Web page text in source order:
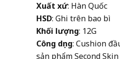
Xuất xứ: Hàn Quốc
HSD: Ghi trên bao bì
Khối lượng: 12G
Công dụng: Cushion
sản phẩm Second